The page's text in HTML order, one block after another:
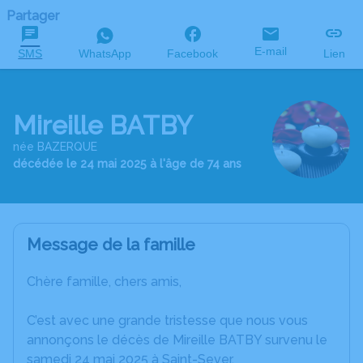
Partager
SMS WhatsApp Facebook E-mail Lien
Mireille BATBY
née BAZERQUE
décédée le 24 mai 2025 à l'âge de 74 ans
Message de la famille
Chère famille, chers amis,
C’est avec une grande tristesse que nous vous
annonçons le décès de Mireille BATBY survenu le
samedi 24 mai 2025 à Saint-Sever.